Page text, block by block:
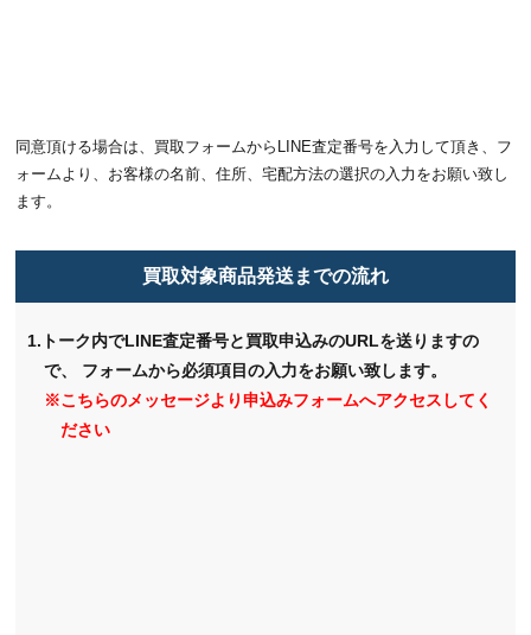
同意頂ける場合は、買取フォームからLINE査定番号を入力して頂き、フ
ォームより、お客様の名前、住所、宅配方法の選択の入力をお願い致し
ます。
買取対象商品発送までの流れ
1.トーク内でLINE査定番号と買取申込みのURLを送りますの
で、
フォームから必須項目の入力をお願い致します。
※こちらのメッセージより申込みフォームへアクセスしてく
ださい